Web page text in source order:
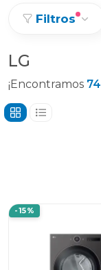
Filtros
LG
¡Encontramos 74
-15%